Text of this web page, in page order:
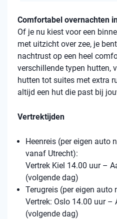
Comfortabel overnachten
Of je nu kiest voor een
met uitzicht over zee, je
nachtrust op een heel
verschillende typen hutten,
hutten tot suites met extra
altijd een hut die past bij
Vertrektijden
Heenreis (per eigen auto
vanaf Utrecht):
Vertrek Kiel 14.00 uur –
(volgende dag)
Terugreis (per eigen auto
Vertrek: Oslo 14.00 uur
(volgende dag)